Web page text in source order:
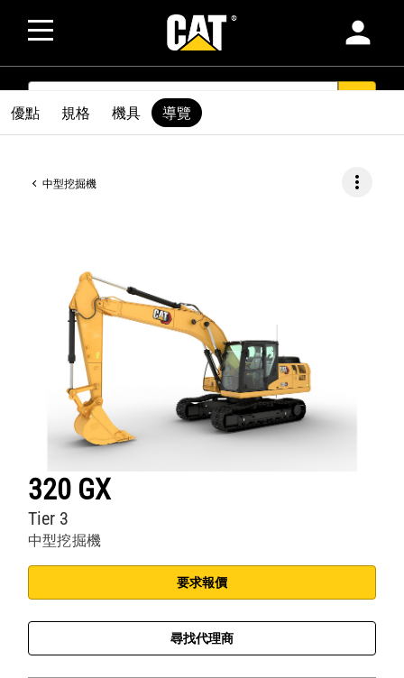
person
SEARCH
中型挖掘機 more_vert
320 GX
中型挖掘機
Tier 3
要求報價
尋找代理商
優點 規格 機具 導覽